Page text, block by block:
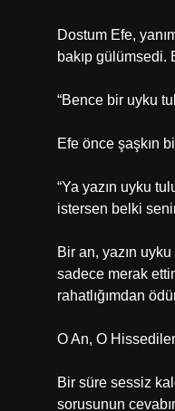
Dostum Efe,
bakıp gülümsedi.
“Bence bir uyku
Efe önce şaşkın
“Ya yazın uyku
istersen belki
Bir an, yazın
sadece merak
rahatlığımdan
O An, O
Bir süre sessiz
sorusunun